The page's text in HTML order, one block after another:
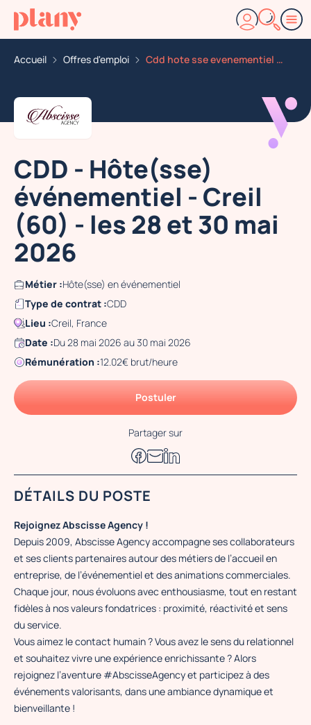
Accueil Offres d'emploi Cdd hote sse evenementiel creil 60 les 28 et 30 mai 20
CDD - Hôte(sse)
événementiel - Creil
(60) - les 28 et 30 mai
2026
Métier :Hôte(sse) en événementiel
Type de contrat :CDD
Lieu :Creil, France
Date :Du 28 mai 2026 au 30 mai 2026
Rémunération :12.02€ brut/heure
Postuler
Partager sur
DÉTAILS DU POSTE
Rejoignez Abscisse Agency !
Depuis 2009, Abscisse Agency accompagne ses collaborateurs
et ses clients partenaires autour des métiers de l’accueil en
entreprise, de l’événementiel et des animations commerciales.
Chaque jour, nous évoluons avec enthousiasme, tout en restant
fidèles à nos valeurs fondatrices : proximité, réactivité et sens
du service.
Vous aimez le contact humain ? Vous avez le sens du relationnel
et souhaitez vivre une expérience enrichissante ? Alors
rejoignez l’aventure #AbscisseAgency et participez à des
événements valorisants, dans une ambiance dynamique et
bienveillante !